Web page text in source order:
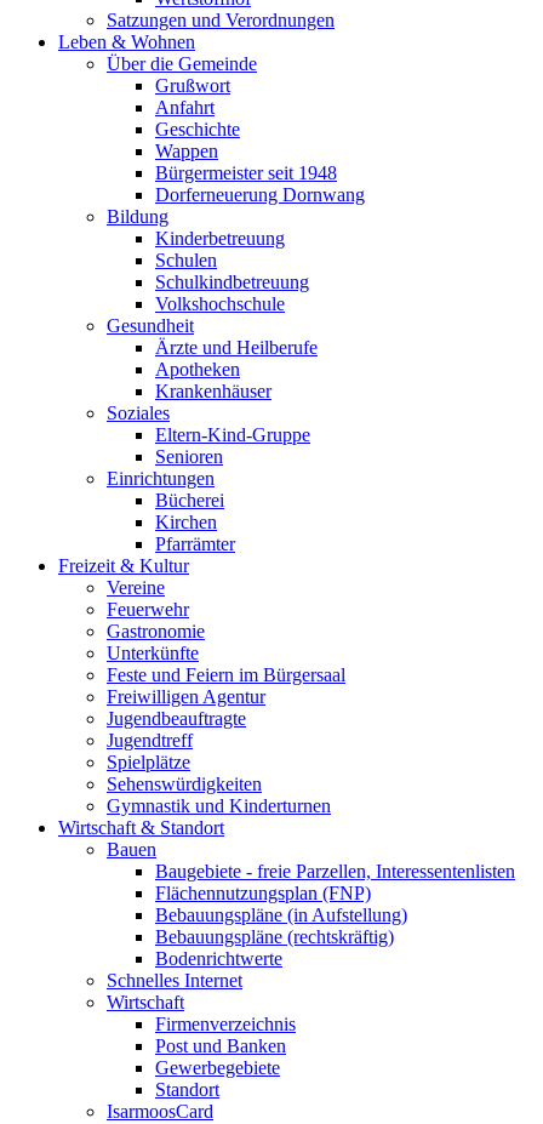
Satzungen und Verordnungen
Leben & Wohnen
Über die Gemeinde
Grußwort
Anfahrt
Geschichte
Wappen
Bürgermeister seit 1948
Dorferneuerung Dornwang
Bildung
Kinderbetreuung
Schulen
Schulkindbetreuung
Volkshochschule
Gesundheit
Ärzte und Heilberufe
Apotheken
Krankenhäuser
Soziales
Eltern-Kind-Gruppe
Senioren
Einrichtungen
Bücherei
Kirchen
Pfarrämter
Freizeit & Kultur
Vereine
Feuerwehr
Gastronomie
Unterkünfte
Feste und Feiern im Bürgersaal
Freiwilligen Agentur
Jugendbeauftragte
Jugendtreff
Spielplätze
Sehenswürdigkeiten
Gymnastik und Kinderturnen
Wirtschaft & Standort
Bauen
Baugebiete - freie Parzellen, Interessentenlisten
Flächennutzungsplan (FNP)
Bebauungspläne (in Aufstellung)
Bebauungspläne (rechtskräftig)
Bodenrichtwerte
Schnelles Internet
Wirtschaft
Firmenverzeichnis
Post und Banken
Gewerbegebiete
Standort
IsarmoosCard